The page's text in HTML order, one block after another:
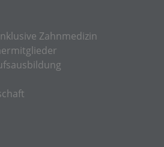
Zahnmedizin